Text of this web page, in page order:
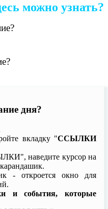
можно узнать?
дня?
вкладку "ССЫЛКИ
наведите курсор на
- откроется окно для
и события, которые